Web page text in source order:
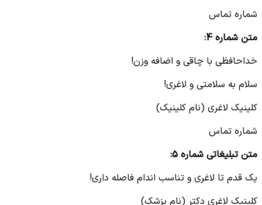
شماره تماس
متن شماره 4:
خداحافظی با چاقی و اضافه وزن!
سلام به سلامتی و لاغری!
کلینیک لاغری (نام کلینیک)
شماره تماس
متن تبلیغاتی شماره 5:
یک قدم تا لاغری و تناسب اندام فاصله داری!
کلینیک لاغری دکتر (نام پزشک)